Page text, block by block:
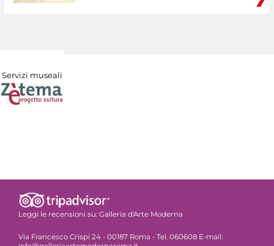
Servizi museali
Leggi le recensioni su: Galleria d'Arte Moderna
Via Francesco Crispi 24 - 00187 Roma - Tel. 060608 E-mail: